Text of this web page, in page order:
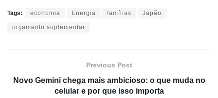
Tags: economia Energia famílias Japão
orçamento suplementar
Previous Post
Novo Gemini chega mais ambicioso: o que muda no
celular e por que isso importa